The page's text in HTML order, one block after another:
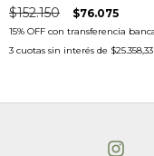
$152.150 $76.075
3 cuotas sin interés de $25.358,33